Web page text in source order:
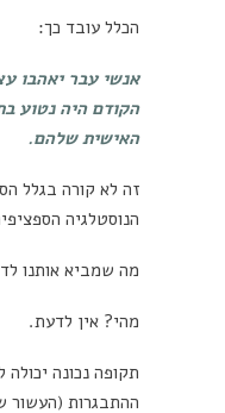
הכלל עובד כך:
אנשי עבר יאהבו
הקודם היה נטוע
האישית שלהם.
זה לא קורה בגלל
הנוסטלגיה
מה שמביא אותנו
מהי? אין לדעת.
תקופה נכונה יכולה